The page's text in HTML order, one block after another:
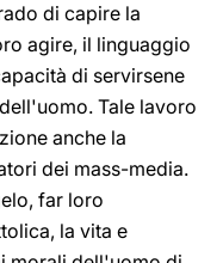
di capire la
agire, il linguaggio
di servirsene
Tale lavoro
anche la
dei mass-media.
far loro
la vita e